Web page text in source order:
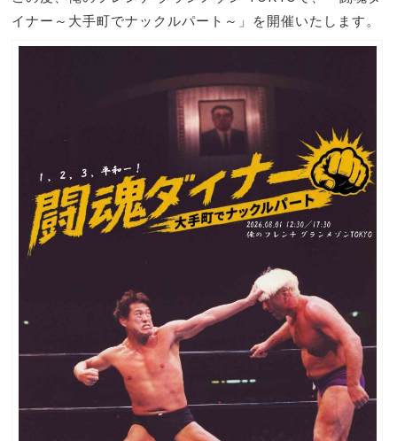
イナー～大手町でナックルパート～」を開催いたします。